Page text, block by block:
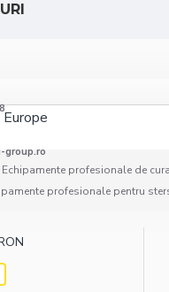
group.ro
Echipamente profesionale de
profesionale pentru